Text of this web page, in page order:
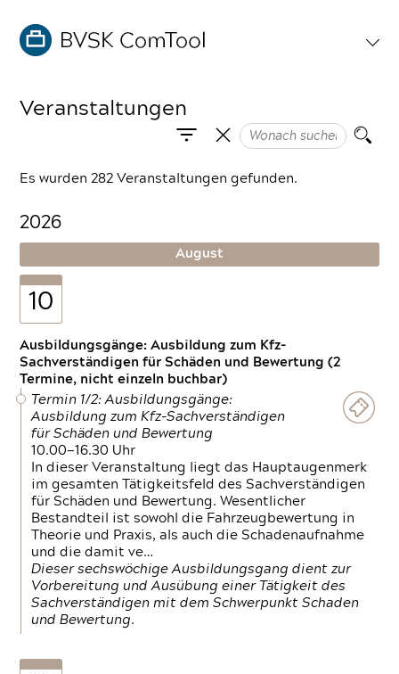
Veranstaltungen
Es wurden 282 Veranstaltungen gefunden.
2026
August
10
Ausbildungsgänge: Ausbildung zum Kfz-
Sachverständigen für Schäden und Bewertung (2
Termine, nicht einzeln buchbar)
Termin 1/2: Ausbildungsgänge:
Ausbildung zum Kfz-Sachverständigen
für Schäden und Bewertung
10.00—16.30 Uhr
In dieser Veranstaltung liegt das Hauptaugenmerk
im gesamten Tätigkeitsfeld des Sachverständigen
für Schäden und Bewertung. Wesentlicher
Bestandteil ist sowohl die Fahrzeugbewertung in
Theorie und Praxis, als auch die Schadenaufnahme
und die damit ve…
Dieser sechswöchige Ausbildungsgang dient zur
Vorbereitung und Ausübung einer Tätigkeit des
Sachverständigen mit dem Schwerpunkt Schaden
und Bewertung.